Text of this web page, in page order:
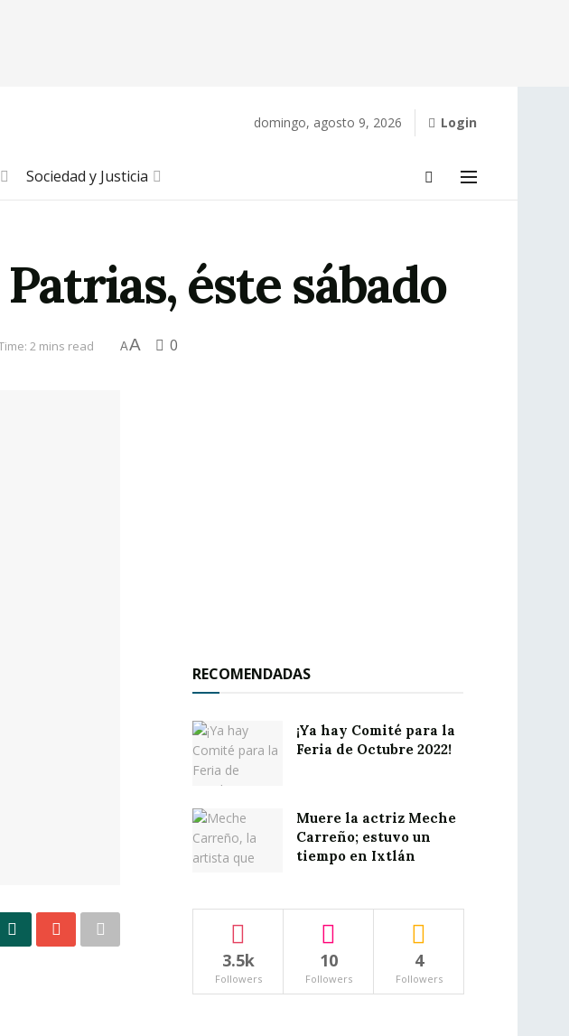
domingo, agosto 9, 2026 Login
Sociedad y Justicia
éste sábado
2 mins read AA 0
RECOMENDADAS
¡Ya hay Comité para la
Feria de Octubre 2022!
Muere la actriz Meche
Carreño; estuvo un
tiempo en Ixtlán
3.5k
Followers
10
Followers
4
Followers